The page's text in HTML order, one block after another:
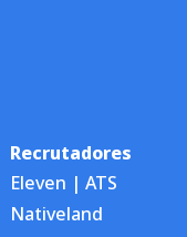
Recrutadores
Eleven | ATS
Nativeland